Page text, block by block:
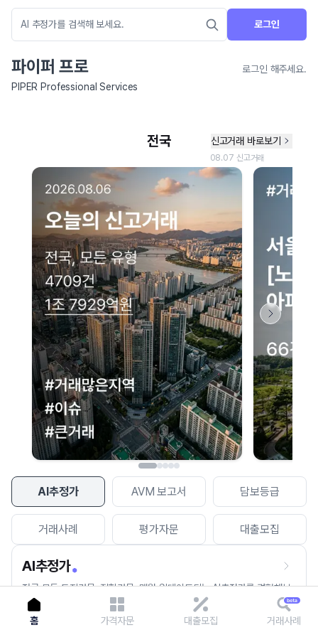
로그인
파이퍼 프로
로그인 해주세요.
PIPER Professional Services
AI추정가 AVM 보고서 담보등급
거래사례 평가자문 대출모집
AI추정가
전국 모든 토지건물, 집합건물, 매월 업데이트되는 AI추정가를 경험해보
세요.
네이버 지도 연결 안내
현재 네이버 지도 연결이 원활하지 않아 지도를 불러올 수 없습니다.
이용에 불편을 드려 죄송합니다.
다시 시도
홈 가격자문 대출모집 거래사례